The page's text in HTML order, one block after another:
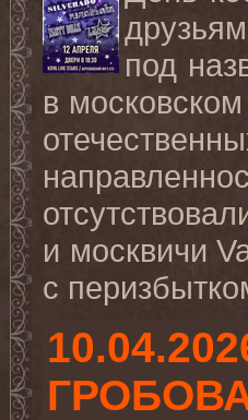
под
в
и москвичи
с